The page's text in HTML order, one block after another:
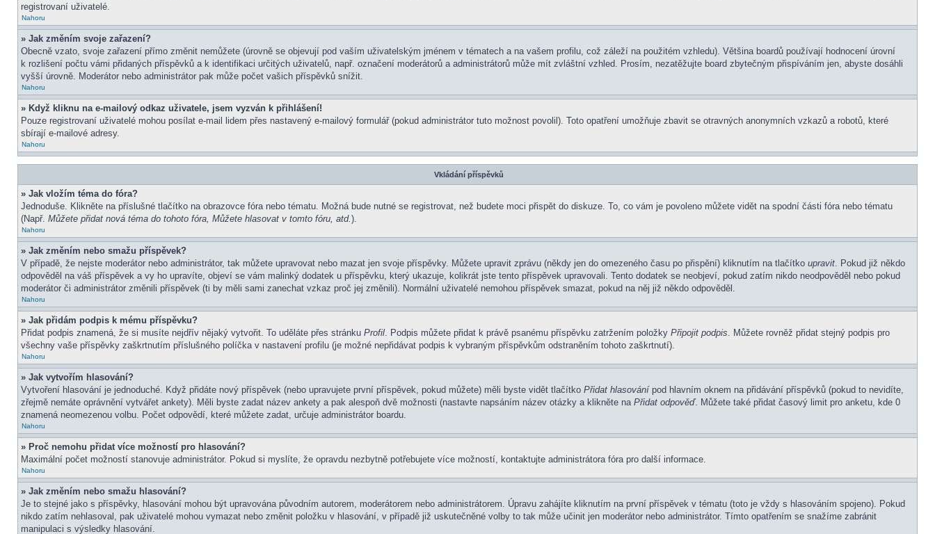
registrovaní uživatelé.
Nahoru
» Jak změním svoje zařazení?
Obecně vzato, svoje zařazení přímo změnit nemůžete (úrovně se objevují pod vaším uživatelským jménem v tématech a na vašem profilu, což záleží na použitém vzhledu). Většina boardů používají hodnocení úrovní
k rozlišení počtu vámi přidaných příspěvků a k identifikaci určitých uživatelů, např. označení moderátorů a administrátorů může mít zvláštní vzhled. Prosím, nezatěžujte board zbytečným přispíváním jen, abyste dosáhli
vyšší úrovně. Moderátor nebo administrátor pak může počet vašich příspěvků snížit.
Nahoru
» Když kliknu na e-mailový odkaz uživatele, jsem vyzván k přihlášení!
Pouze registrovaní uživatelé mohou posílat e-mail lidem přes nastavený e-mailový formulář (pokud administrátor tuto možnost povolil). Toto opatření umožňuje zbavit se otravných anonymních vzkazů a robotů, které
sbírají e-mailové adresy.
Nahoru
Vkládání příspěvků
» Jak vložím téma do fóra?
Jednoduše. Klikněte na příslušné tlačítko na obrazovce fóra nebo tématu. Možná bude nutné se registrovat, než budete moci přispět do diskuze. To, co vám je povoleno můžete vidět na spodní části fóra nebo tématu
(Např. Můžete přidat nová téma do tohoto fóra, Můžete hlasovat v tomto fóru, atd.).
Nahoru
» Jak změním nebo smažu příspěvek?
V případě, že nejste moderátor nebo administrátor, tak můžete upravovat nebo mazat jen svoje příspěvky. Můžete upravit zprávu (někdy jen do omezeného času po přispění) kliknutím na tlačítko upravit. Pokud již někdo
odpověděl na váš příspěvek a vy ho upravíte, objeví se vám malinký dodatek u příspěvku, který ukazuje, kolikrát jste tento příspěvek upravovali. Tento dodatek se neobjeví, pokud zatím nikdo neodpověděl nebo pokud
moderátor či administrátor změnili příspěvek (ti by měli sami zanechat vzkaz proč jej změnili). Normální uživatelé nemohou příspěvek smazat, pokud na něj již někdo odpověděl.
Nahoru
» Jak přidám podpis k mému příspěvku?
Přidat podpis znamená, že si musíte nejdřív nějaký vytvořit. To uděláte přes stránku Profil. Podpis můžete přidat k právě psanému příspěvku zatržením položky Připojit podpis. Můžete rovněž přidat stejný podpis pro
všechny vaše příspěvky zaškrtnutím příslušného políčka v nastavení profilu (je možné nepřidávat podpis k vybraným příspěvkům odstraněním tohoto zaškrtnutí).
Nahoru
» Jak vytvořím hlasování?
Vytvoření hlasování je jednoduché. Když přidáte nový příspěvek (nebo upravujete první příspěvek, pokud můžete) měli byste vidět tlačítko Přidat hlasovánípod hlavním oknem na přidávání příspěvků (pokud to nevidíte,
zřejmě nemáte oprávnění vytvářet ankety). Měli byste zadat název ankety a pak alespoň dvě možnosti (nastavte napsáním název otázky a klikněte na Přidat odpověď. Můžete také přidat časový limit pro anketu, kde 0
znamená neomezenou volbu. Počet odpovědí, které můžete zadat, určuje administrátor boardu.
Nahoru
» Proč nemohu přidat více možností pro hlasování?
Maximální počet možností stanovuje administrátor. Pokud si myslíte, že opravdu nezbytně potřebujete více možností, kontaktujte administrátora fóra pro další informace.
Nahoru
» Jak změním nebo smažu hlasování?
Je to stejné jako s příspěvky, hlasování mohou být upravována původním autorem, moderátorem nebo administrátorem. Úpravu zahájíte kliknutím na první příspěvek v tématu (toto je vždy s hlasováním spojeno). Pokud
nikdo zatím nehlasoval, pak uživatelé mohou vymazat nebo změnit položku v hlasování, v případě již uskutečněné volby to tak může učinit jen moderátor nebo administrátor. Tímto opatřením se snažíme zabránit
manipulaci s výsledky hlasování.